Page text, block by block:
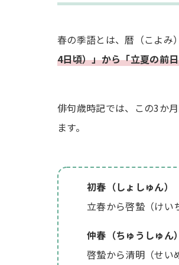
春の季語を使った俳句
有名な俳句から学ぶ
春の時候の挨拶と
Q. 「小春日和」は春
春の季語とは、暦（こよみ
4日頃）」から「立夏の前
俳句歳時記では、この3か
ます。
初春（しょしゅん）
立春から啓蟄（けい
仲春（ちゅうしゅん）
啓蟄から清明（せい